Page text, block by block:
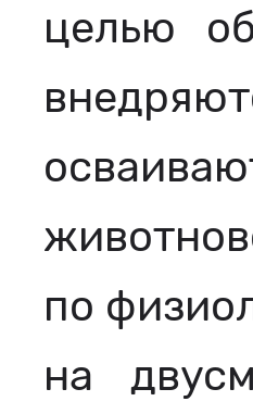
целью
по
на